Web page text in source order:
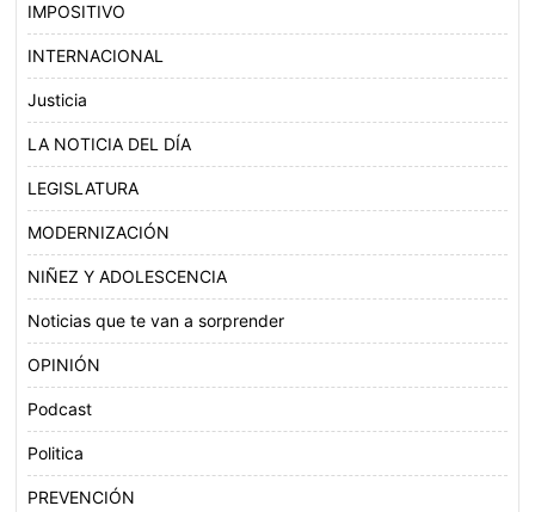
IMPOSITIVO
INTERNACIONAL
Justicia
LA NOTICIA DEL DÍA
LEGISLATURA
MODERNIZACIÓN
NIÑEZ Y ADOLESCENCIA
Noticias que te van a sorprender
OPINIÓN
Podcast
Politica
PREVENCIÓN